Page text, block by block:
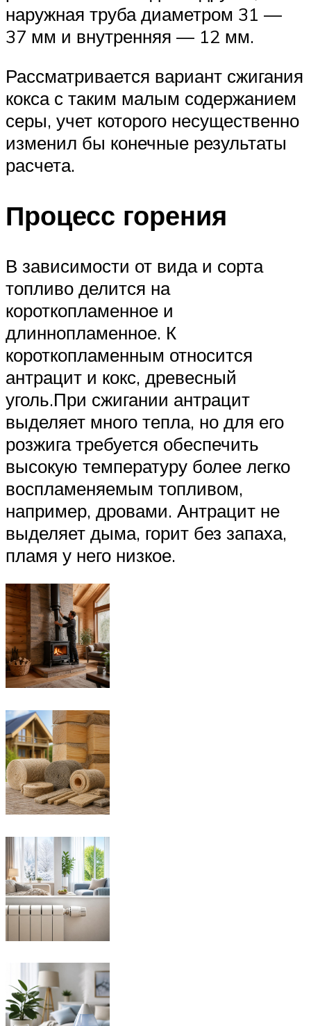
наружная труба диаметром 31 —
37 мм и внутренняя — 12 мм.
Рассматривается вариант сжигания
кокса с таким малым содержанием
серы, учет которого несущественно
изменил бы конечные результаты
расчета.
Процесс горения
В зависимости от вида и сорта
топливо делится на
короткопламенное и
длиннопламенное. К
короткопламенным относится
антрацит и кокс, древесный
уголь.При сжигании антрацит
выделяет много тепла, но для его
розжига требуется обеспечить
высокую температуру более легко
воспламеняемым топливом,
например, дровами. Антрацит не
выделяет дыма, горит без запаха,
пламя у него низкое.